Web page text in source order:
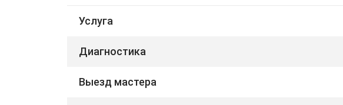
Услуга
Диагностика
Выезд мастера